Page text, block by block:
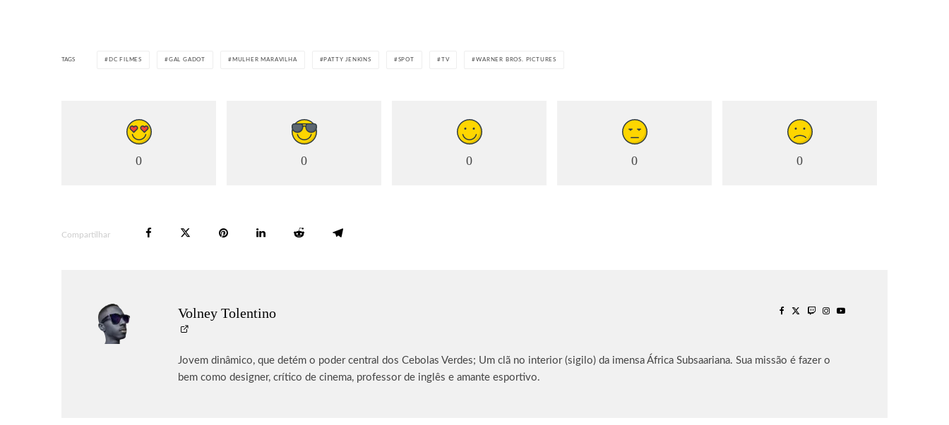
TAGS DC FILMES GAL GADOT MULHER MARAVILHA PATTY JENKINS SPOT TV WARNER BROS. PICTURES
0 0 0 0 0
Compartilhar
Volney Tolentino
Jovem dinâmico, que detém o poder central dos Cebolas Verdes; Um clã no interior (sigilo) da imensa África Subsaariana. Sua missão é fazer o
bem como designer, crítico de cinema, professor de inglês e amante esportivo.